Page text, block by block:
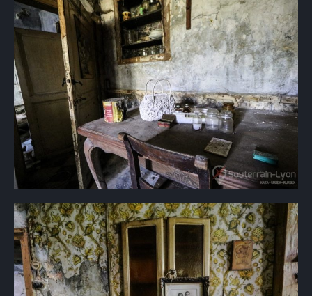
×
Rechercher